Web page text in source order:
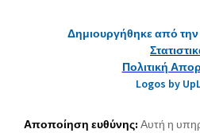
Δημιουργήθηκε από
Πολιτική
Logos by
Αποποίηση ευθύνης: Αυτή η